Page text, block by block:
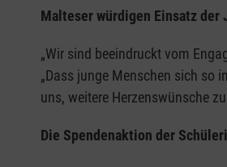
Malteser würdigen Einsatz der
„Wir sind beeindruckt vom
„Dass junge Menschen sich so
uns, weitere Herzenswünsche
Die Spendenaktion der